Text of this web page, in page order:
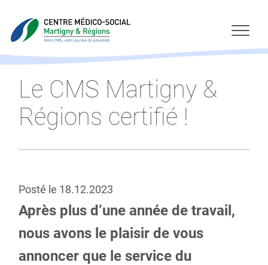
Le CMS Martigny &
Régions certifié !
Posté le 18.12.2023
Après plus d’une année de travail,
nous avons le plaisir de vous
annoncer que le service du